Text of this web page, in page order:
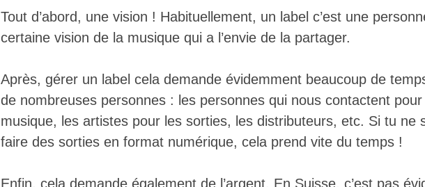
Tout d’abord, une vision ! Habituellement, un label c’est une
certaine vision de la musique qui a l’envie de la partager.
Après, gérer un label cela demande évidemment beaucoup de
de nombreuses personnes : les personnes qui nous contactent
musique, les artistes pour les sorties, les distributeurs, etc. Si tu ne
faire des sorties en format numérique, cela prend vite du temps !
Enfin, cela demande également de l’argent. En Suisse, c’est pas